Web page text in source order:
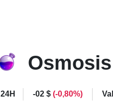
Osmosis
24H -02 $ (-0,80%)